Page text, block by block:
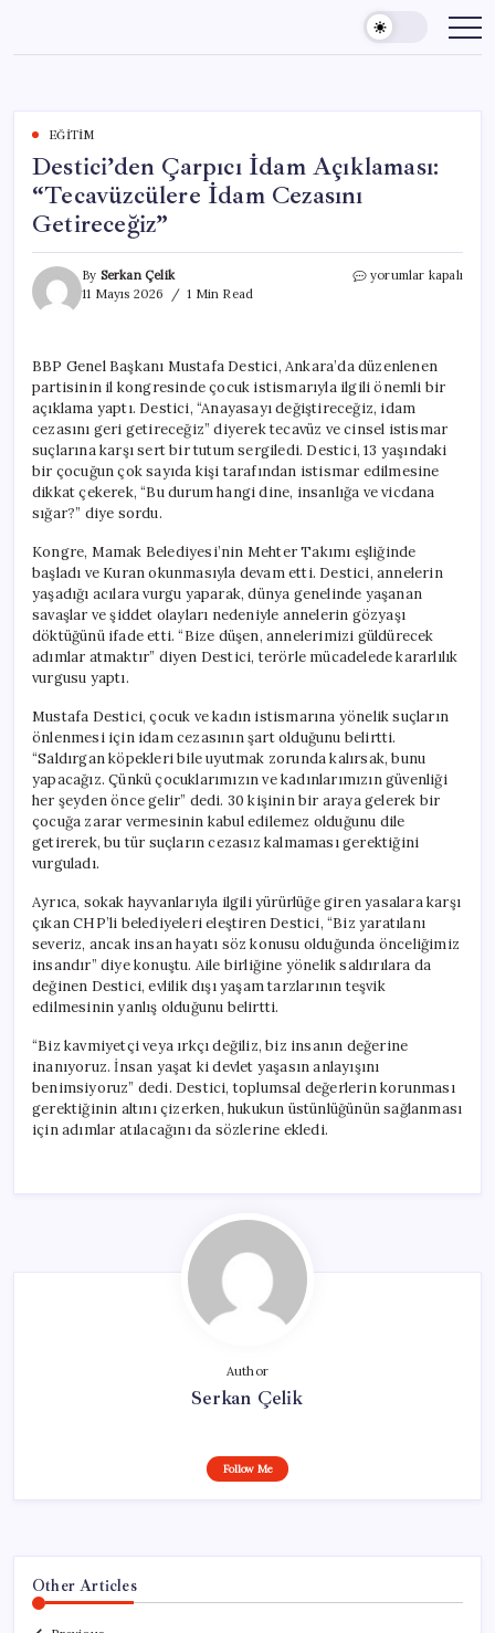
content
EĞITIM
Destici’den Çarpıcı İdam Açıklaması:
“Tecavüzcülere İdam Cezasını
Getireceğiz”
By Serkan Çelik
11 Mayıs 2026
1 Min Read
Destici’den
İdam
Cezasını
Getireceğiz”
için
yorumlar kapalı
BBP Genel Başkanı Mustafa Destici, Ankara’da düzenlenen
partisinin il kongresinde çocuk istismarıyla ilgili önemli bir
açıklama yaptı. Destici, “Anayasayı değiştireceğiz, idam
cezasını geri getireceğiz” diyerek tecavüz ve cinsel istismar
suçlarına karşı sert bir tutum sergiledi. Destici, 13 yaşındaki
bir çocuğun çok sayıda kişi tarafından istismar edilmesine
dikkat çekerek, “Bu durum hangi dine, insanlığa ve vicdana
sığar?” diye sordu.
Kongre, Mamak Belediyesi’nin Mehter Takımı eşliğinde
başladı ve Kuran okunmasıyla devam etti. Destici, annelerin
yaşadığı acılara vurgu yaparak, dünya genelinde yaşanan
savaşlar ve şiddet olayları nedeniyle annelerin gözyaşı
döktüğünü ifade etti. “Bize düşen, annelerimizi güldürecek
adımlar atmaktır” diyen Destici, terörle mücadelede kararlılık
vurgusu yaptı.
Mustafa Destici, çocuk ve kadın istismarına yönelik suçların
önlenmesi için idam cezasının şart olduğunu belirtti.
“Saldırgan köpekleri bile uyutmak zorunda kalırsak, bunu
yapacağız. Çünkü çocuklarımızın ve kadınlarımızın güvenliği
her şeyden önce gelir” dedi. 30 kişinin bir araya gelerek bir
çocuğa zarar vermesinin kabul edilemez olduğunu dile
getirerek, bu tür suçların cezasız kalmaması gerektiğini
vurguladı.
Ayrıca, sokak hayvanlarıyla ilgili yürürlüğe giren yasalara karşı
çıkan CHP’li belediyeleri eleştiren Destici, “Biz yaratılanı
severiz, ancak insan hayatı söz konusu olduğunda önceliğimiz
insandır” diye konuştu. Aile birliğine yönelik saldırılara da
değinen Destici, evlilik dışı yaşam tarzlarının teşvik
edilmesinin yanlış olduğunu belirtti.
“Biz kavmiyetçi veya ırkçı değiliz, biz insanın değerine
inanıyoruz. İnsan yaşat ki devlet yaşasın anlayışını
benimsiyoruz” dedi. Destici, toplumsal değerlerin korunması
gerektiğinin altını çizerken, hukukun üstünlüğünün sağlanması
için adımlar atılacağını da sözlerine ekledi.
Author
Serkan Çelik
Follow Me
Other Articles